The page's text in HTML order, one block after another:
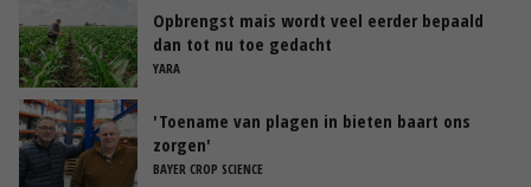
Opbrengst mais wordt veel eerder bepaald
dan tot nu toe gedacht
YARA
'Toename van plagen in bieten baart ons
zorgen'
BAYER CROP SCIENCE